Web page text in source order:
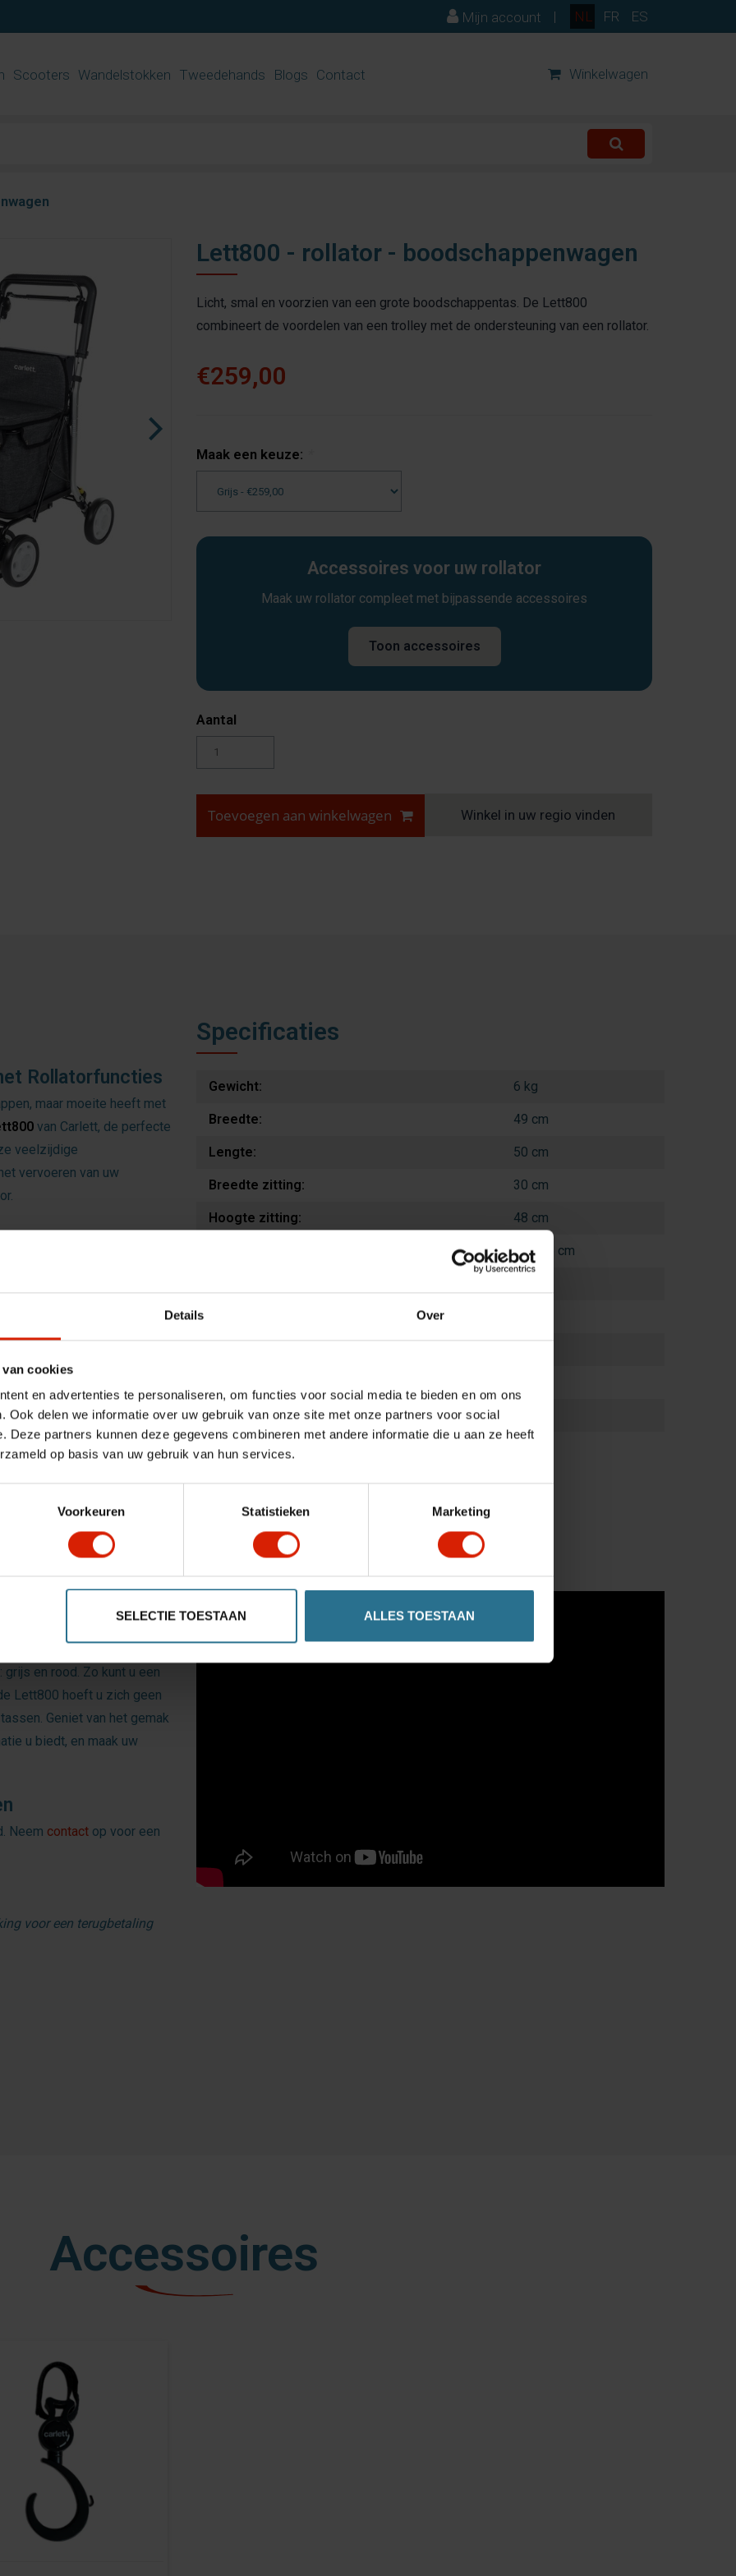
Details Over
cookies
en advertenties te personaliseren, om functies voor social media te bieden en om ons
Ook delen we informatie over uw gebruik van onze site met onze partners voor social
Deze partners kunnen deze gegevens combineren met andere informatie die u aan ze heeft
op basis van uw gebruik van hun services.
Voorkeuren Statistieken Marketing
SELECTIE TOESTAAN ALLES TOESTAAN
NL FR ES
Mijn account |
Scooters Wandelstokken Tweedehands Blogs Contact Winkelwagen
Lett800 - rollator - boodschappenwagen
Licht, smal en voorzien van een grote boodschappentas. De Lett800
combineert de voordelen van een trolley met de ondersteuning van een rollator.
€259,00
Maak een keuze:
Accessoires voor uw rollator
Maak uw rollator compleet met bijpassende accessoires
Toon accessoires
Aantal
Toevoegen aan winkelwagen Winkel in uw regio vinden
Rollatorfuncties
maar moeite heeft met
van Carlett, de perfecte
veelzijdige
vervoeren van uw
waarin al uw boodschappen
lading wilt meenemen,
biedt het waterafstotende
uw uitstapjes.
met één hand te bedienen
Of u nu op een
altijd de zekerheid die u
uiterst smal en
of drukke
gebruikt, kunt u deze
kast of smalle ruimte.
en rood. Zo kunt u een
Lett800 hoeft u zich geen
Geniet van het gemak
u biedt, en maak uw
Neem contact op voor een
voor een terugbetaling
Specificaties
Gewicht: 6 kg
Breedte: 49 cm
Lengte: 50 cm
Breedte zitting: 30 cm
Hoogte zitting: 48 cm
86 - 96 cm
Diepte zitting:
Downloads
Handleiding downloaden
Product fiche
Exploded view
Accessoires